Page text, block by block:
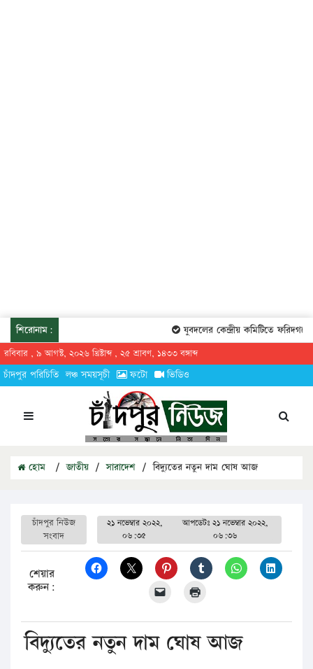
শিরোনাম: যুবদলের কেন্দ্রীয় কমিটিতে
রবিবার , ৯ আগস্ট, ২০২৬ খ্রিষ্টাব্দ , ২৫ শ্রাবণ, ১৪৩৩ বঙ্গাব্দ
চাঁদপুর পরিচিতি লঞ্চ সময়সূচী ফটো ভিডিও
হোম / জাতীয় / সারাদেশ / বিদ্যুতের নতুন দাম ঘোষ আজ
চাঁদপুর নিউজ
সংবাদ
২১ নভেম্বার ২০২২,
০৬:৩৫
আপডেটঃ ২১ নভেম্বার ২০২২,
০৬:৩৬
শেয়ার
করুন:
বিদ্যুতের নতুন দাম ঘোষ আজ